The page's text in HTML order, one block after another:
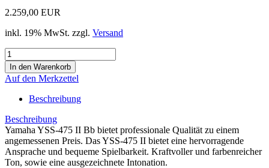
2.259,00 EUR
inkl. 19% MwSt. zzgl. Versand
Auf den Merkzettel
Beschreibung
Beschreibung
Yamaha YSS-475 II Bb bietet professionale Qualität zu einem
angemessenen Preis. Das YSS-475 II bietet eine hervorragende
Ansprache und bequeme Spielbarkeit. Kraftvoller und farbenreicher
Ton, sowie eine ausgezeichnete Intonation.